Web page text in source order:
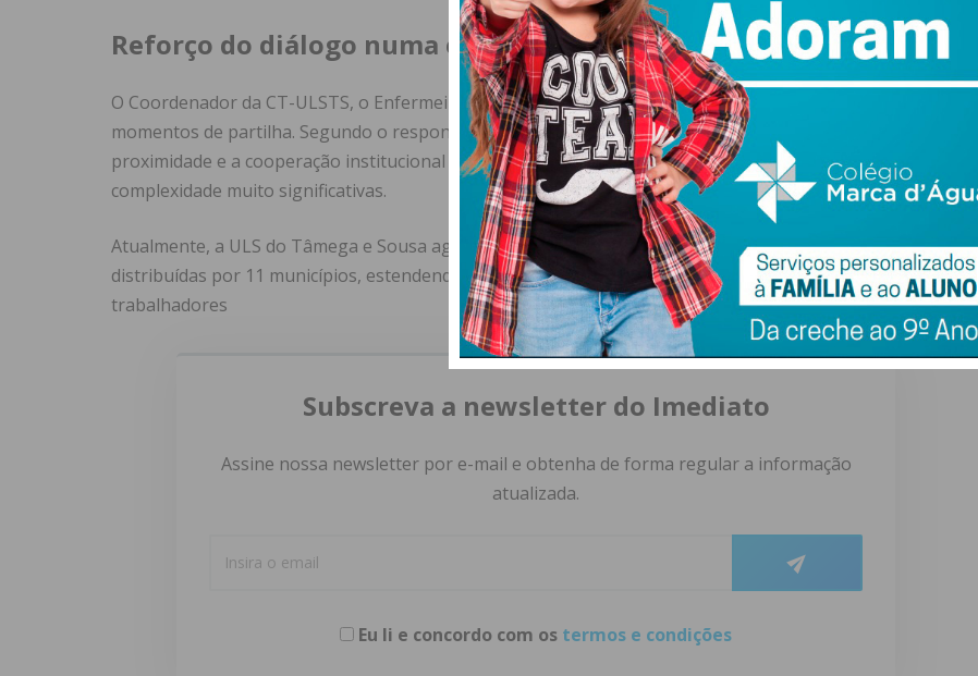
Reforço do diálogo numa estrutura complexa
O Coordenador da CT-ULSTS, o Enfermeiro Bernardo Sousa, sublinhou a importância fulcral destes
momentos de partilha. Segundo o responsável, estas visitas são essenciais para estreitar o diálogo, a
proximidade e a cooperação institucional no seio de uma Unidade Local de Saúde com uma escala e
complexidade muito significativas.
Atualmente, a ULS do Tâmega e Sousa agrega duas unidades hospitalares e 73 unidades funcionais,
distribuídas por 11 municípios, estendendo a sua ação a um universo que perfaz quase 5000
trabalhadores
Subscreva a newsletter do Imediato
Assine nossa newsletter por e-mail e obtenha de forma regular a informação
atualizada.
Eu li e concordo com os termos e condições